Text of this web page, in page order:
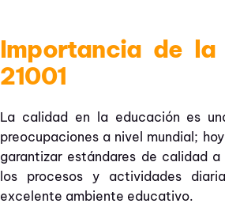
Importancia de la
21001
La calidad en la educación es
preocupaciones a nivel mundial;
garantizar estándares de calidad
los procesos y actividades
excelente ambiente educativo.